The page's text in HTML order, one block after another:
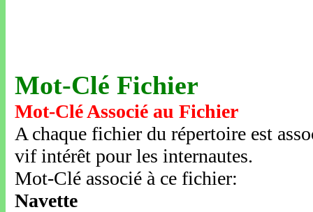
Mot-Clé Fichier
Mot-Clé Associé au Fichier
A chaque fichier du répertoire est
vif intérêt pour les internautes.
Mot-Clé associé à ce fichier:
Navette